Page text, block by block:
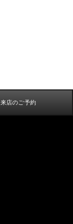
来店のご予約